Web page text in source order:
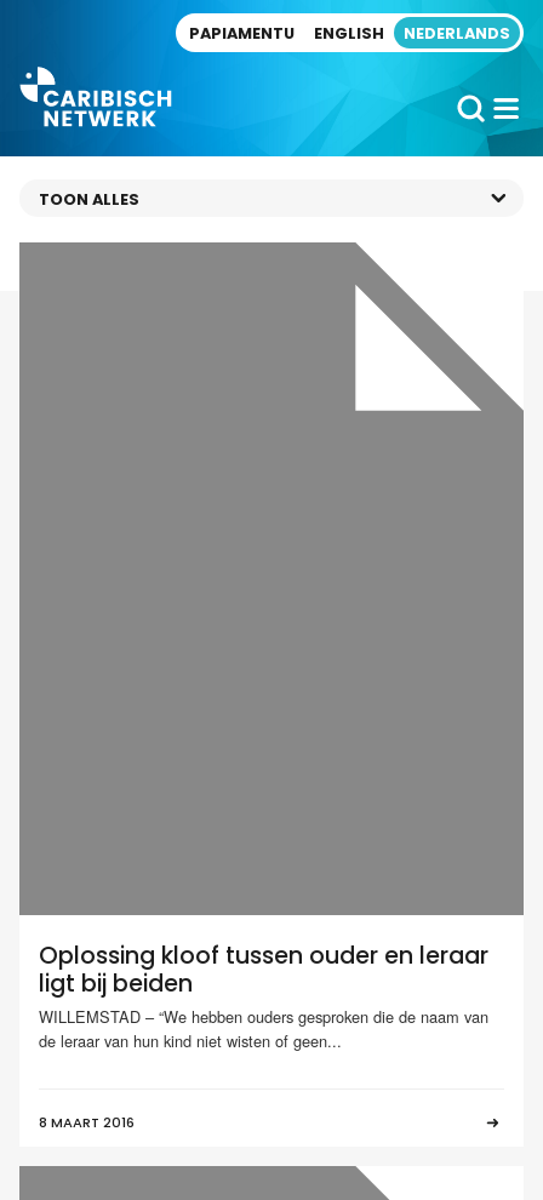
PAPIAMENTU ENGLISH NEDERLANDS
Oplossing kloof tussen ouder en leraar
ligt bij beiden
WILLEMSTAD – “We hebben ouders gesproken die de naam van
de leraar van hun kind niet wisten of geen...
8 MAART 2016